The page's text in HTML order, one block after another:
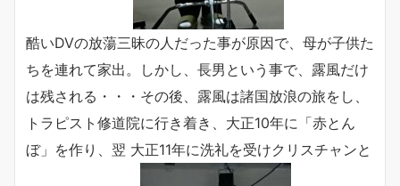
酷いDVの放蕩三昧の人だった事が原因で、母が子供た
ちを連れて家出。しかし、長男という事で、露風だけ
は残される・・・その後、露風は諸国放浪の旅をし、
トラピスト修道院に行き着き、大正10年に「赤とん
ぼ」を作り、翌 大正11年に洗礼を受けクリスチャンと